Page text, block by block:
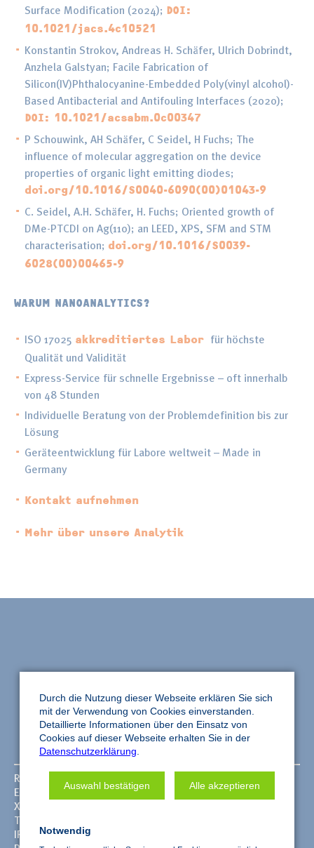
Surface Modification (2024);
DOI:
10.1021/jacs.4c10521
Konstantin Strokov, Andreas H. Schäfer, Ulrich Dobrindt,
Anzhela Galstyan; Facile Fabrication of
Silicon(IV)Phthalocyanine-Embedded Poly(vinyl alcohol)-
Based Antibacterial and Antifouling Interfaces (2020);
DOI: 10.1021/acsabm.0c00347
P Schouwink, AH Schäfer, C Seidel, H Fuchs; The
influence of molecular aggregation on the device
properties of organic light emitting diodes;
doi.org/10.1016/S0040-6090(00)01043-9
C. Seidel, A.H. Schäfer, H. Fuchs; Oriented growth of
DMe-PTCDI on Ag(110); an LEED, XPS, SFM and STM
characterisation; doi.org/10.1016/S0039-
6028(00)00465-9
WARUM NANOANALYTICS?
ISO 17025 akkreditiertes Labor
für höchste
Qualität und Validität
Express-Service für schnelle Ergebnisse – oft innerhalb
von 48 Stunden
Individuelle Beratung von der Problemdefinition bis zur
Lösung
Geräteentwicklung für Labore weltweit – Made in
Germany
Kontakt aufnehmen
Mehr über unsere Analytik
REM Analysen
EDX Analysen
XPS Analysen
ToF-SIMS Analysen
IR/ATR Analysen
Grenzflächen­analytik
Durch die Nutzung dieser Webseite erklären Sie sich
mit der Verwendung von Cookies einverstanden.
Detaillierte Informationen über den Einsatz von
Cookies auf dieser Webseite erhalten Sie in der
Datenschutzerklärung
Auswahl bestätigen Alle akzeptieren
Notwendig